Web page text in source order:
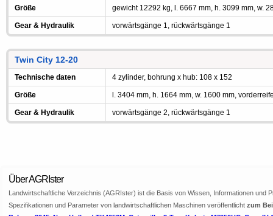
Größe gewicht 12292 kg, l. 6667 mm, h. 3099 mm, w.
Gear & Hydraulik vorwärtsgänge 1, rückwärtsgänge 1
Twin City 12-20
Technische daten 4 zylinder, bohrung x hub: 108 x 152
Größe l. 3404 mm, h. 1664 mm, w. 1600 mm,
Gear & Hydraulik vorwärtsgänge 2, rückwärtsgänge 1
Über AGRIster
Landwirtschaftliche Verzeichnis (AGRIster) ist die Basis von Wissen, Informationen
Spezifikationen und Parameter von landwirtschaftlichen Maschinen veröffentlicht zum